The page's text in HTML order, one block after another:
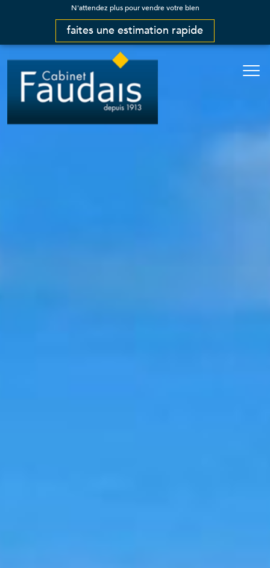
N'attendez plus pour vendre votre bien
faites une estimation rapide